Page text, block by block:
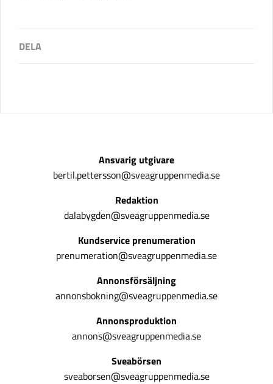
Ansvarig utgivare
bertil.pettersson@sveagruppenmedia.se
Redaktion
dalabygden@sveagruppenmedia.se
Kundservice prenumeration
prenumeration@sveagruppenmedia.se
Annonsförsäljning
annonsbokning@sveagruppenmedia.se
Annonsproduktion
annons@sveagruppenmedia.se
Sveabörsen
sveaborsen@sveagruppenmedia.se